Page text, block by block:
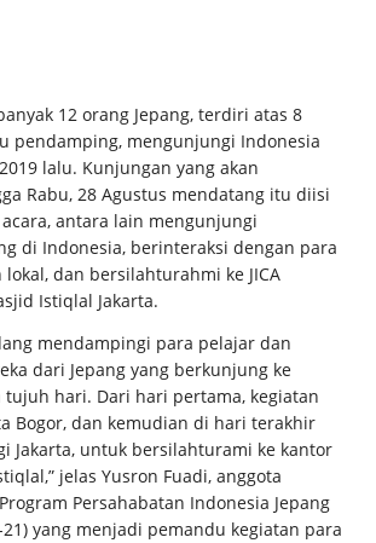
12 orang Jepang, terdiri atas 8
pendamping, mengunjungi Indonesia
lalu. Kunjungan yang akan
Rabu, 28 Agustus mendatang itu diisi
antara lain mengunjungi
di Indonesia, berinteraksi dengan para
dan bersilahturahmi ke JICA
Istiqlal Jakarta.
mendampingi para pelajar dan
dari Jepang yang berkunjung ke
tujuh hari. Dari hari pertama, kegiatan
Bogor, dan kemudian di hari terakhir
Jakarta, untuk bersilahturami ke kantor
jelas Yusron Fuadi, anggota
Persahabatan Indonesia Jepang
yang menjadi pemandu kegiatan para